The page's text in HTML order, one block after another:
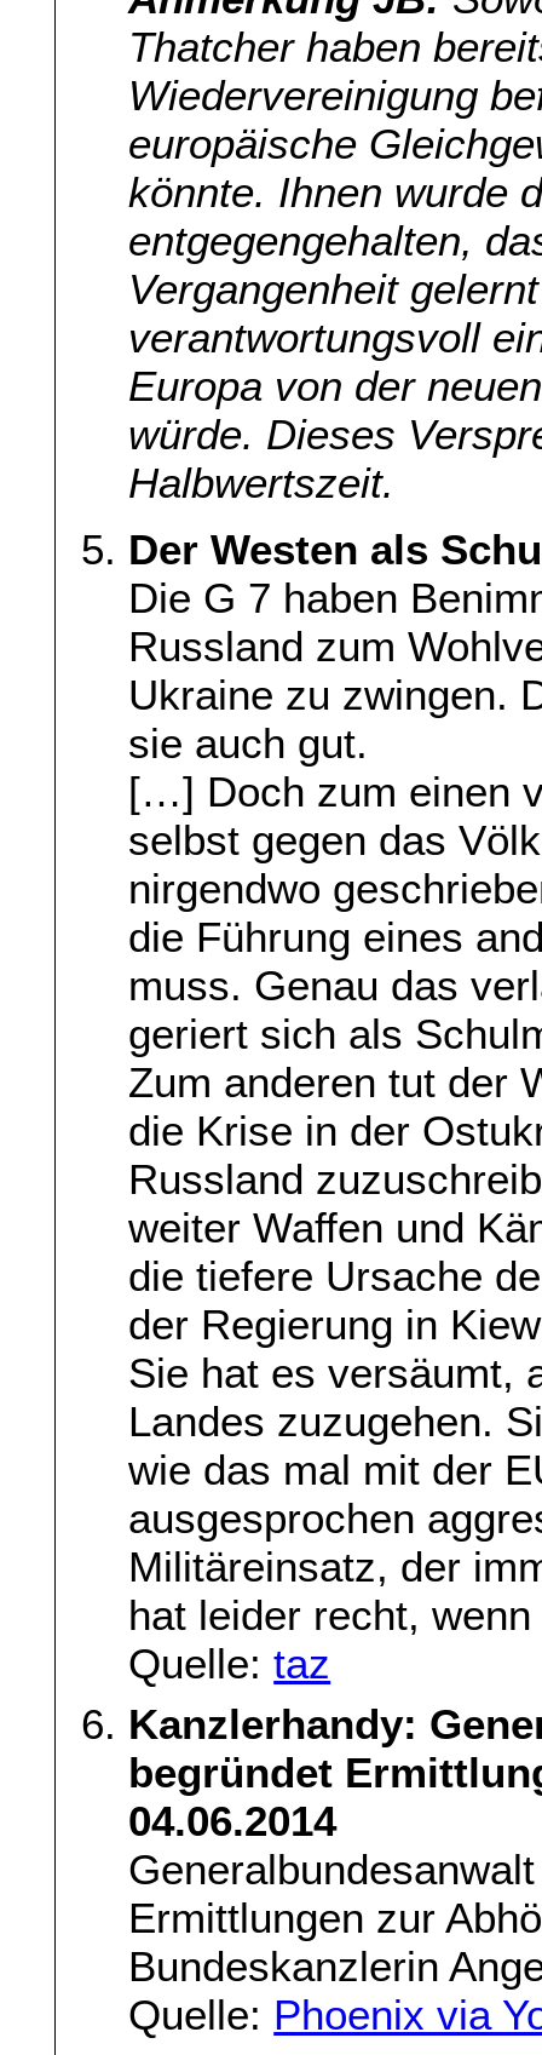
Thatcher haben
Wiedervereinigung
europäische
könnte. Ihnen wurde
entgegengehalten,
Vergangenheit
verantwortungsvoll
Europa von der
würde. Dieses
Halbwertszeit.
Der Westen als
Die G 7 haben
Russland zum
Ukraine zu zwingen.
sie auch gut.
[…] Doch zum einen
selbst gegen das
nirgendwo
die Führung eines
muss. Genau das
geriert sich als
Zum anderen tut der
die Krise in der
Russland
weiter Waffen und
die tiefere Ursache
der Regierung in
Sie hat es versäumt,
Landes zuzugehen.
wie das mal mit der
ausgesprochen
Militäreinsatz, der
hat leider recht,
Quelle:taz
Kanzlerhandy:
begründet
04.06.2014
Ermittlungen zur
Bundeskanzlerin
Quelle: Phoenix via